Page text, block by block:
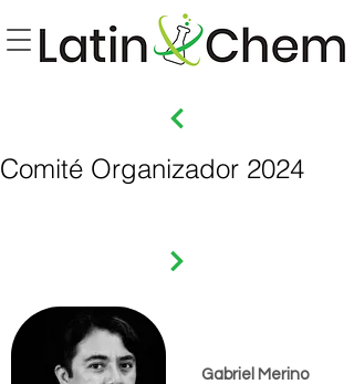
Comité Organizador 2024
Gabriel Merino